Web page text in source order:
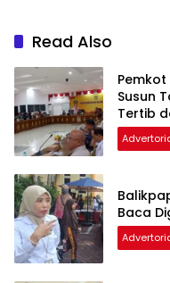
Read Also
Susun
Tertib
Baca